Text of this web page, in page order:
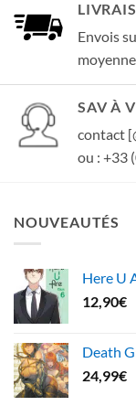
Envois
SAV À
contact
ou : +33
NOUVEAUTÉS
Here U
12,90€
Death
24,99€